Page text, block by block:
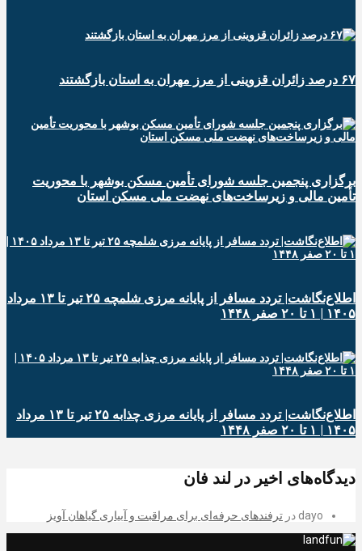
۶۷ درصد زائران قزوینی از مرز مهران به استان بازگشتند
برگزاری پنجمین جلسه شورای تأمین مسکن بوشهر با محوریت
تأمین مالی و زیرساخت‌های نهضت ملی مسکن استان
اطلاع‌نگاشت| تردد مسافر از پایانه‌ مرزی شلمچه ۲۵ تیر تا ۱۳ مرداد
۱۴۰۵ | ۱ تا ۲۰ صفر ۱۴۴۸
اطلاع‌نگاشت| تردد مسافر از پایانه‌ مرزی چذابه ۲۵ تیر تا ۱۳ مرداد
۱۴۰۵ | ۱ تا ۲۰ صفر ۱۴۴۸
دیدگاه‌های اخیر در لند فان
dayo در ترفندهای حرفه‌ای برای مراقبت و آبیاری گیاهان آویز